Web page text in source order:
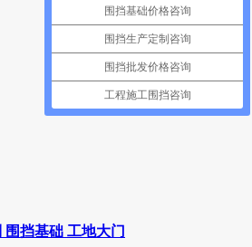
围挡基础 工地大门
围挡基础价格咨询
围挡生产定制咨询
围挡批发价格咨询
工程施工围挡咨询